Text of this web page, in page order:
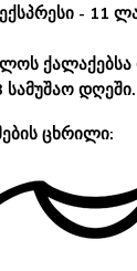
- 11
დღეში.
ცხრილი: